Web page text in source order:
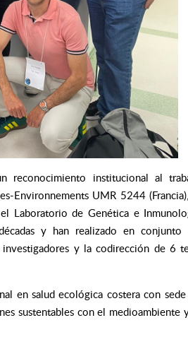
reconocimiento institucional al
Environnements UMR 5244
Laboratorio de Genética e
y han realizado en conjunto
y la codirección de 6
en salud ecológica costera con
sustentables con el medioambiente